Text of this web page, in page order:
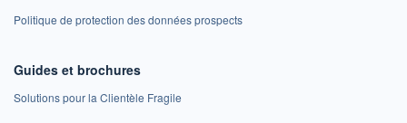
Politique de protection des données prospects
Guides et brochures
Solutions pour la Clientèle Fragile